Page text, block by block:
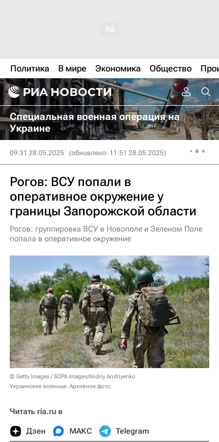
Политика В мире Экономика Общество
Специальная военная операция на
Украине
09:31 28.05.2025 (обновлено: 11:51 28.05.2025)
Рогов: ВСУ попали в
оперативное окружение у
границы Запорожской области
Рогов: группировка ВСУ в Новополе и Зеленом Поле
попала в оперативное окружение
© Getty Images / SOPA Images/Andriy Andriyenko
Украинские военные. Архивное фото
Читать ria.ru в
Дзен МАКС Telegram